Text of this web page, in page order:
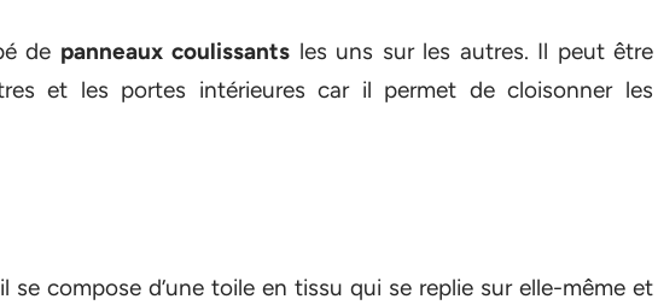
de panneaux coulissants les uns sur les autres. Il peut être
et les portes intérieures car il permet de cloisonner les
se compose d’une toile en tissu qui se replie sur elle-même et